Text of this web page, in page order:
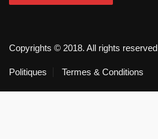
Copyrights © 2018. All rights reserved
Politiques Termes & Conditions